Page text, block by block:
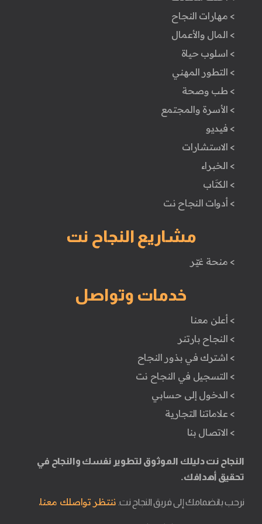
> مهارات النجاح
> المال والأعمال
> اسلوب حياة
> التطور المهني
> طب وصحة
> الأسرة والمجتمع
> فيديو
> الاستشارات
> الخبراء
> الكتَاب
> أدوات النجاح نت
مشاريع النجاح نت
> منحة غيّر
خدمات وتواصل
> أعلن معنا
> النجاح بارتنر
> اشترك في بذور النجاح
> التسجيل في النجاح نت
> الدخول إلى حسابي
> علاماتنا التجارية
> الاتصال بنا
النجاح نت دليلك الموثوق لتطوير نفسك والنجاح في
تحقيق أهدافك.
نرحب بانضمامك إلى فريق النجاح نت. ننتظر تواصلك معنا.